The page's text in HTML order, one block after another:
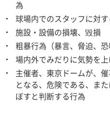
為
球場内でのスタッフに対
施設・設備の損壊、毀損
粗暴行為（暴言、脅迫、恐
場内外でみだりに気勢を
主催者、東京ドームが、
となる、危険である、ま
ぼすと判断する行為